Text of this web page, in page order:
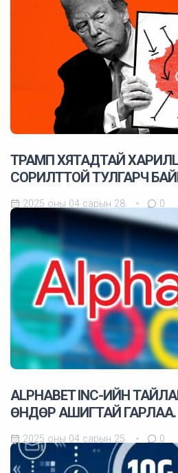
ТРАМП ХЯТАДТАЙ
СОРИЛТТОЙ ТУЛГАРЧ
2025 оны 04 сарын 28 0
ALPHABET INC-ИЙН
ӨНДӨР АШИГТАЙ ГАРЛАА.
2025 оны 04 сарын 25 0